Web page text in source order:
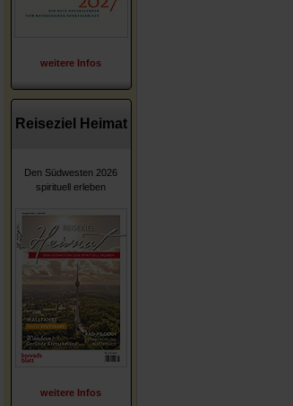
weitere Infos
Reiseziel Heimat
Den Südwesten 2026
spirituell erleben
weitere Infos